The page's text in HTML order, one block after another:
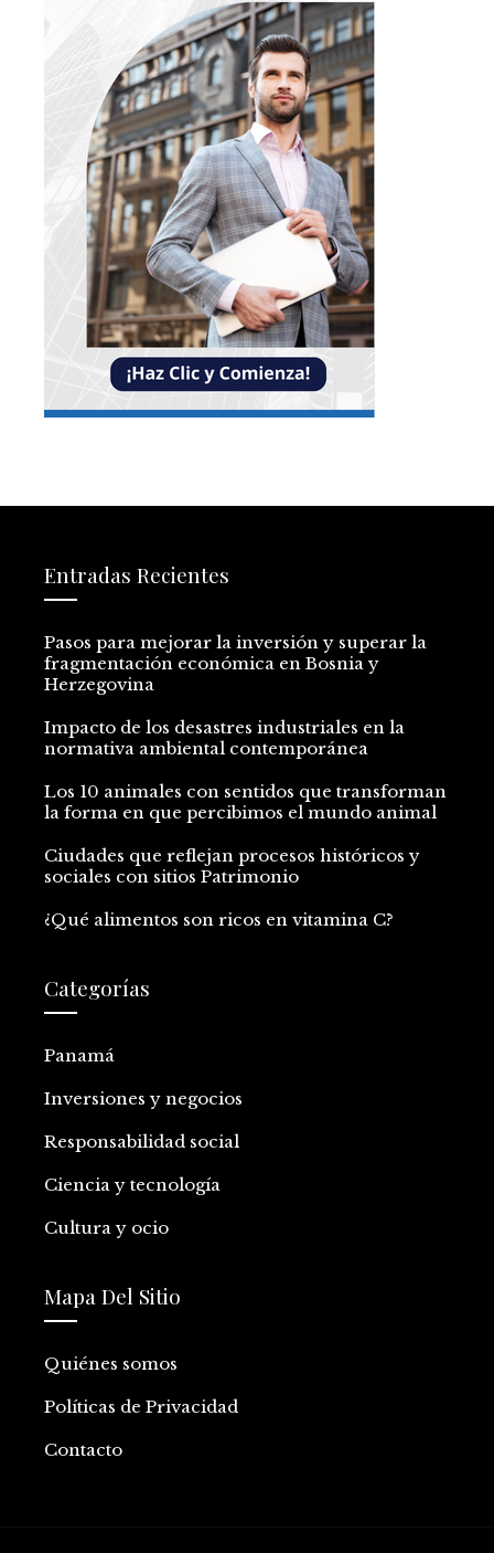
Entradas Recientes
Pasos para mejorar la inversión y superar la
fragmentación económica en Bosnia y
Herzegovina
Impacto de los desastres industriales en la
normativa ambiental contemporánea
Los 10 animales con sentidos que transforman
la forma en que percibimos el mundo animal
Ciudades que reflejan procesos históricos y
sociales con sitios Patrimonio
¿Qué alimentos son ricos en vitamina C?
Categorías
Panamá
Inversiones y negocios
Responsabilidad social
Ciencia y tecnología
Cultura y ocio
Mapa Del Sitio
Quiénes somos
Políticas de Privacidad
Contacto